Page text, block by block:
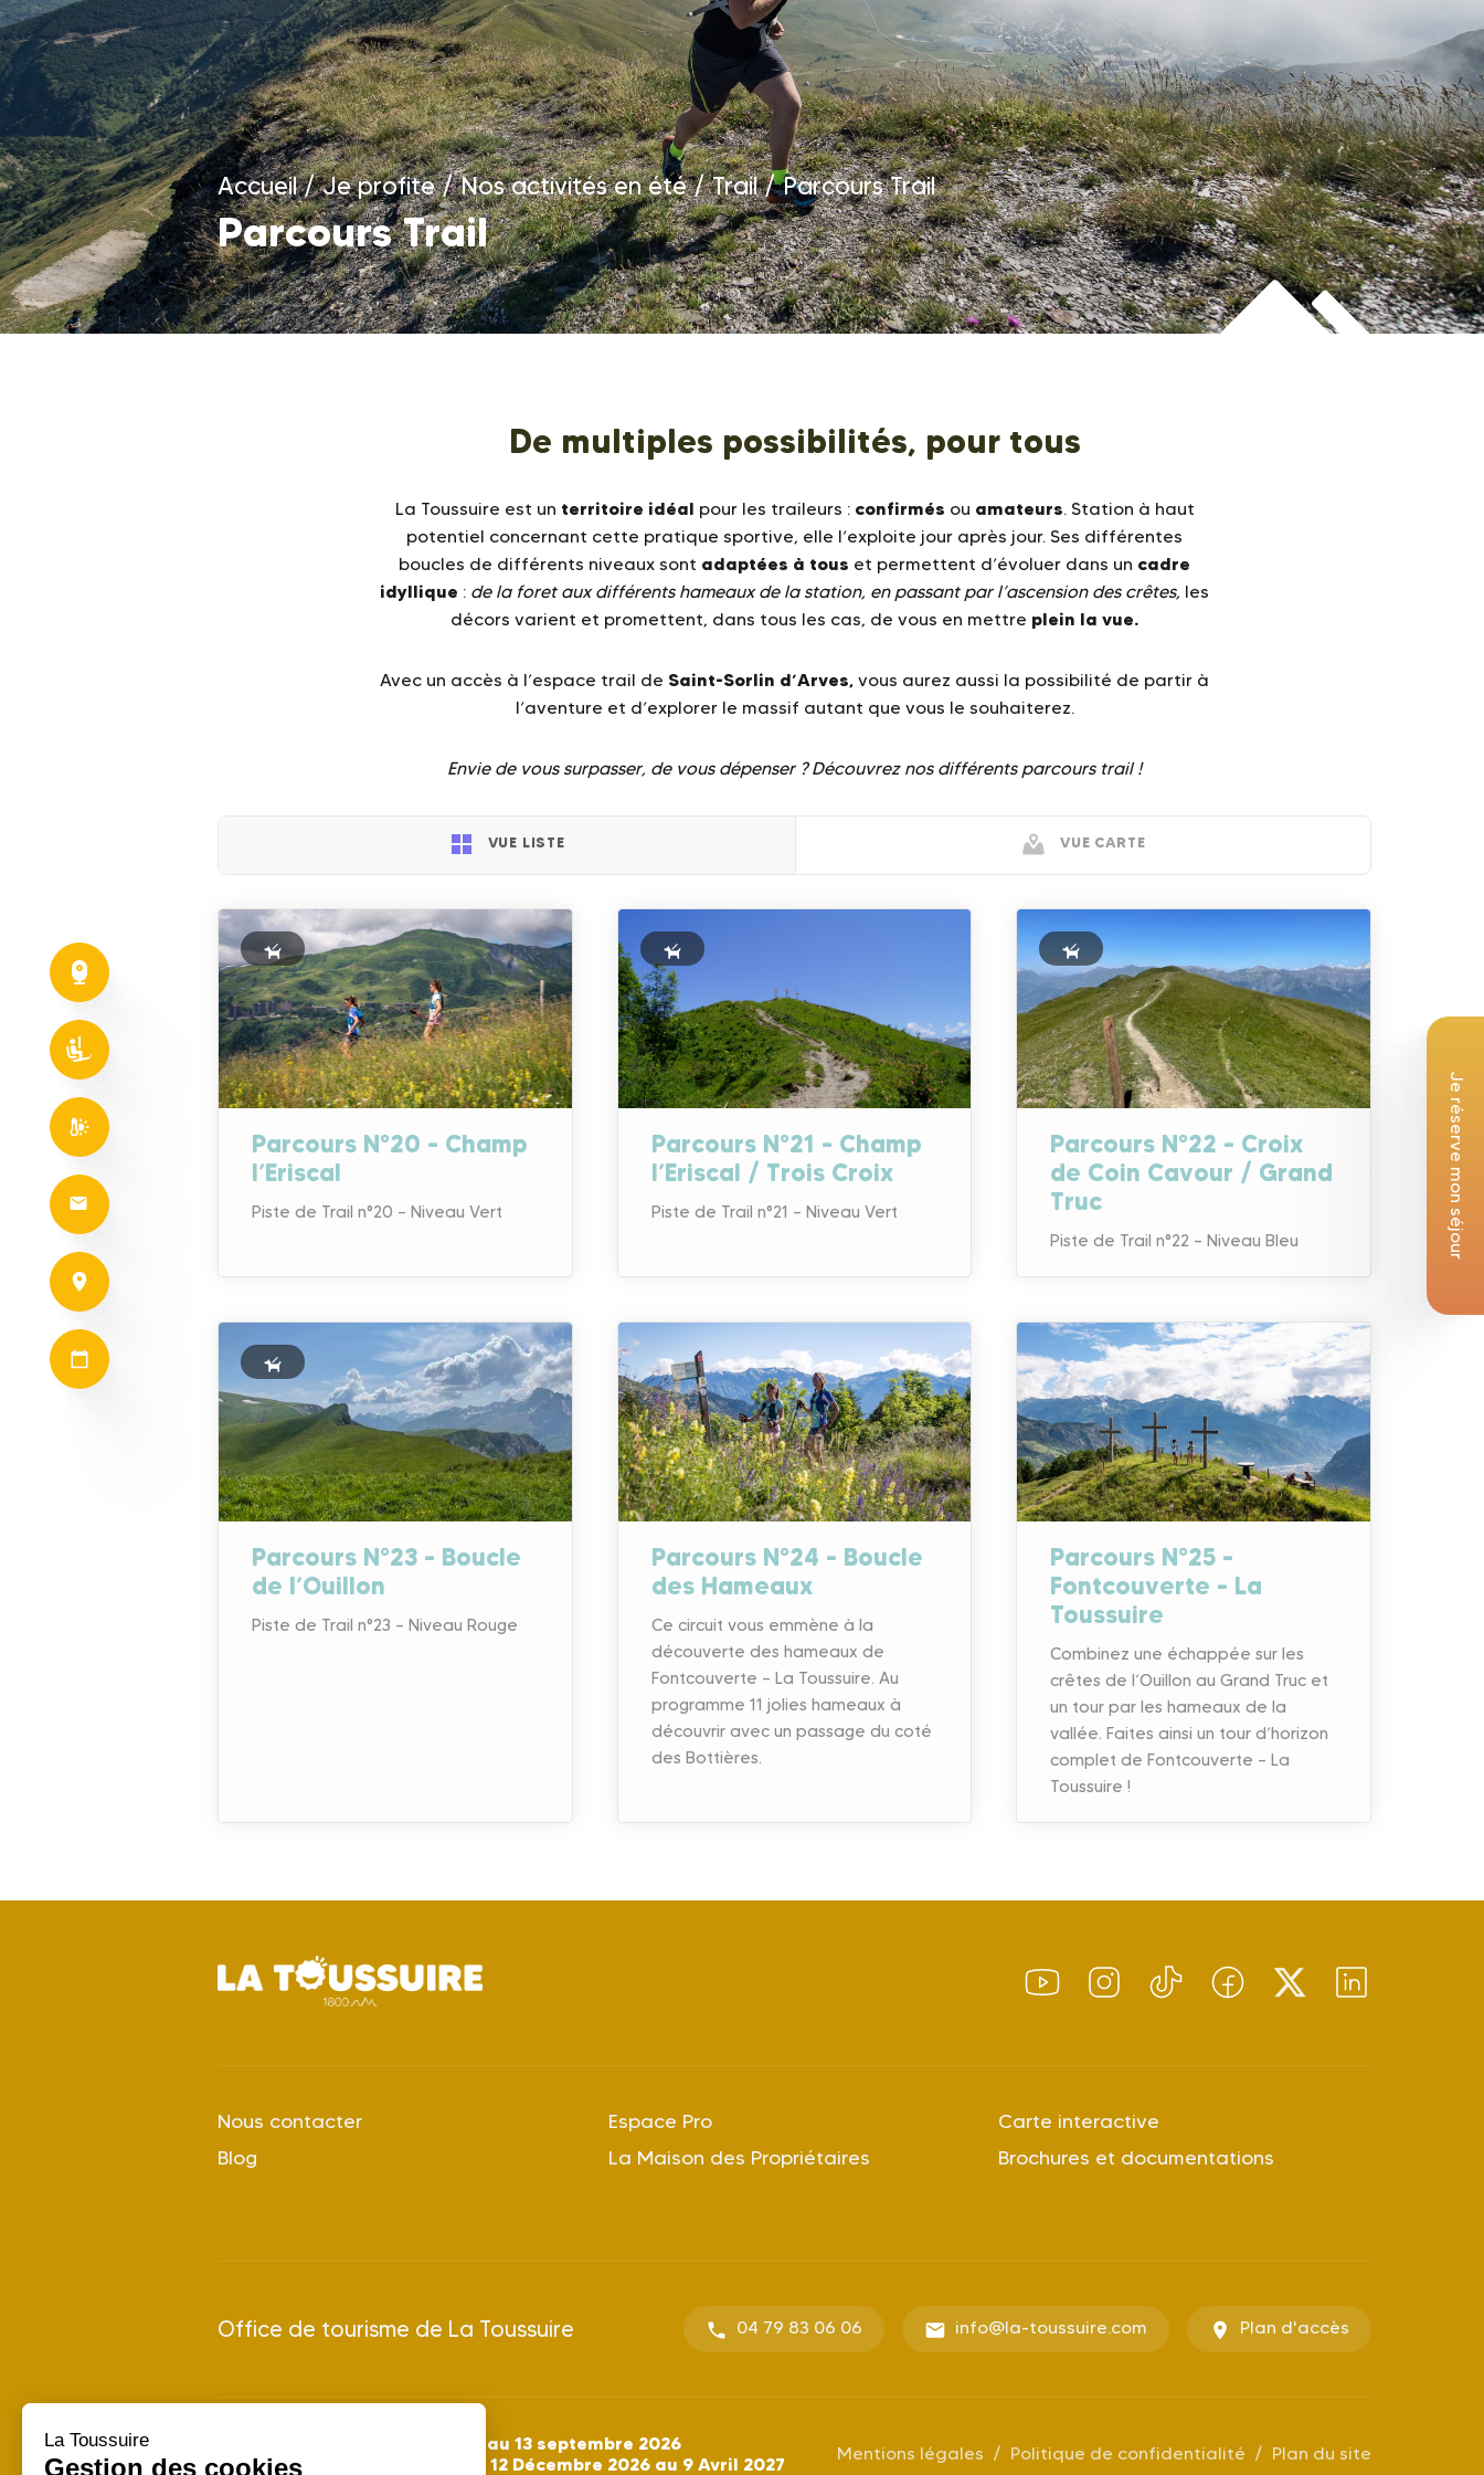
Je réserve mon séjour
Accueil/Je profite/Nos activités en été/Trail/Parcours Trail
Parcours Trail
De multiples possibilités, pour tous
La Toussuire est un territoire idéal pour les traileurs : confirmés ou amateurs. Station à haut
potentiel concernant cette pratique sportive, elle l’exploite jour après jour. Ses différentes
boucles de différents niveaux sont adaptées à tous et permettent d’évoluer dans un cadre
idyllique : de la foret aux différents hameaux de la station, en passant par l’ascension des crêtes, les
décors varient et promettent, dans tous les cas, de vous en mettre plein la vue.
Avec un accès à l’espace trail de Saint-Sorlin d’Arves, vous aurez aussi la possibilité de partir à
l’aventure et d’explorer le massif autant que vous le souhaiterez.
Envie de vous surpasser, de vous dépenser ? Découvrez nos différents parcours trail !
VUE LISTE VUE CARTE
Parcours N°20 – Champ
l’Eriscal
Piste de Trail n°20 – Niveau Vert
Parcours N°21 – Champ
l’Eriscal / Trois Croix
Piste de Trail n°21 – Niveau Vert
Parcours N°22 – Croix
de Coin Cavour / Grand
Truc
Piste de Trail n°22 – Niveau Bleu
Parcours N°23 – Boucle
de l’Ouillon
Piste de Trail n°23 – Niveau Rouge
Parcours N°24 – Boucle
des Hameaux
Ce circuit vous emmène à la
découverte des hameaux de
Fontcouverte – La Toussuire. Au
programme 11 jolies hameaux à
découvrir avec un passage du coté
des Bottières.
Parcours N°25 –
Fontcouverte – La
Toussuire
Combinez une échappée sur les
crêtes de l’Ouillon au Grand Truc et
un tour par les hameaux de la
vallée. Faites ainsi un tour d’horizon
complet de Fontcouverte – La
Toussuire !
Nous contacter
Blog
Espace Pro
La Maison des Propriétaires
Carte interactive
Brochures et documentations
Office de tourisme de La Toussuire 04 79 83 06 06 info@la-toussuire.com Plan d'accès
28 juin au 13 septembre 2026
Saison Hiver 2026/2027 : du 12 Décembre 2026 au 9 Avril 2027 Mentions légales Politique de confidentialité Plan du site
La Toussuire
Gestion des cookies